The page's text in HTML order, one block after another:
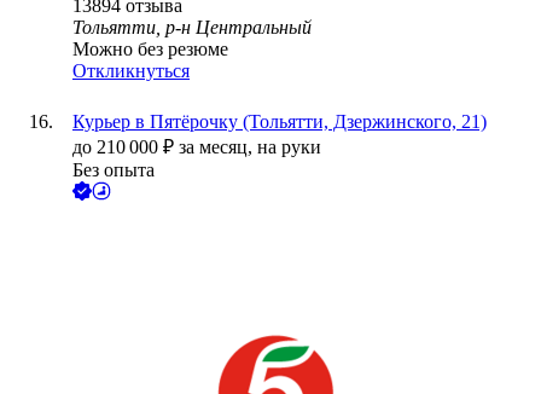
13894 отзыва
Тольятти, р-н Центральный
Можно без резюме
Откликнуться
Курьер в Пятёрочку (Тольятти, Дзержинского, 21)
до 210 000 ₽ за месяц, на руки
Без опыта